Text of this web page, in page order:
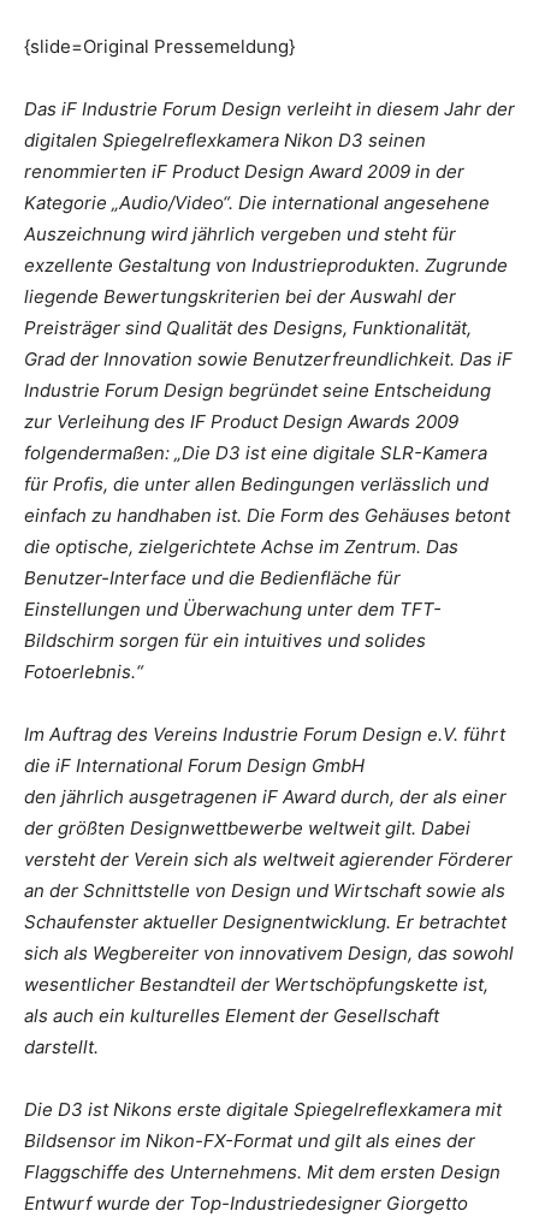
{slide=Original Pressemeldung}
Das iF Industrie Forum Design verleiht in diesem Jahr der
digitalen Spiegelreflexkamera Nikon D3 seinen
renommierten iF Product Design Award 2009 in der
Kategorie „Audio/Video“. Die international angesehene
Auszeichnung wird jährlich vergeben und steht für
exzellente Gestaltung von Industrieprodukten. Zugrunde
liegende Bewertungskriterien bei der Auswahl der
Preisträger sind Qualität des Designs, Funktionalität,
Grad der Innovation sowie Benutzerfreundlichkeit. Das iF
Industrie Forum Design begründet seine Entscheidung
zur Verleihung des IF Product Design Awards 2009
folgendermaßen: „Die D3 ist eine digitale SLR-Kamera
für Profis, die unter allen Bedingungen verlässlich und
einfach zu handhaben ist. Die Form des Gehäuses betont
die optische, zielgerichtete Achse im Zentrum. Das
Benutzer-Interface und die Bedienfläche für
Einstellungen und Überwachung unter dem TFT-
Bildschirm sorgen für ein intuitives und solides
Fotoerlebnis.“
Im Auftrag des Vereins Industrie Forum Design e.V. führt
die iF International Forum Design GmbH
den jährlich ausgetragenen iF Award durch, der als einer
der größten Designwettbewerbe weltweit gilt. Dabei
versteht der Verein sich als weltweit agierender Förderer
an der Schnittstelle von Design und Wirtschaft sowie als
Schaufenster aktueller Designentwicklung. Er betrachtet
sich als Wegbereiter von innovativem Design, das sowohl
wesentlicher Bestandteil der Wertschöpfungskette ist,
als auch ein kulturelles Element der Gesellschaft
darstellt.
Die D3 ist Nikons erste digitale Spiegelreflexkamera mit
Bildsensor im Nikon-FX-Format und gilt als eines der
Flaggschiffe des Unternehmens. Mit dem ersten Design
Entwurf wurde der Top-Industriedesigner Giorgetto